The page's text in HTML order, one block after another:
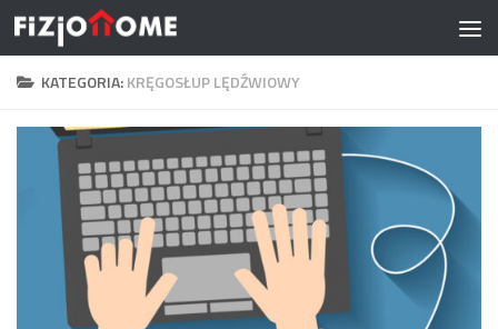
Skip to content
KATEGORIA:KRĘGOSŁUP LĘDŹWIOWY